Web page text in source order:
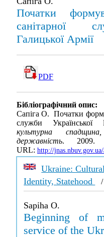
Початки
санітарної
Галицької Армії
PDF
Бібліографічний опис:
Сапіга О. Початки
служби Української
культурна
державність. 2009.
URL: http://
Ukraine:
Identity, Statehood
Sapiha O.
Beginning of
service of the